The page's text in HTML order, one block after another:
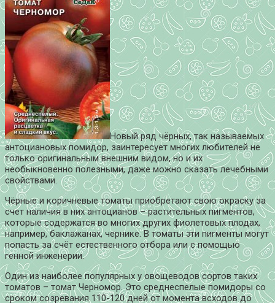
Новый ряд чёрных, так называемых
антоциановых помидор, заинтересует многих любителей не
только оригинальным внешним видом, но и их
необыкновенно полезными, даже можно сказать лечебными
свойствами.
Чёрные и коричневые томаты приобретают свою окраску за
счет наличия в них антоцианов – растительных пигментов,
которые содержатся во многих других фиолетовых плодах,
например, баклажанах, чернике. В томаты эти пигменты могут
попасть за счёт естественного отбора или с помощью
генной инженерии.
Один из наиболее популярных у овощеводов сортов таких
томатов – томат Черномор. Это среднеспелые помидоры со
сроком созревания 110-120 дней от момента всходов до